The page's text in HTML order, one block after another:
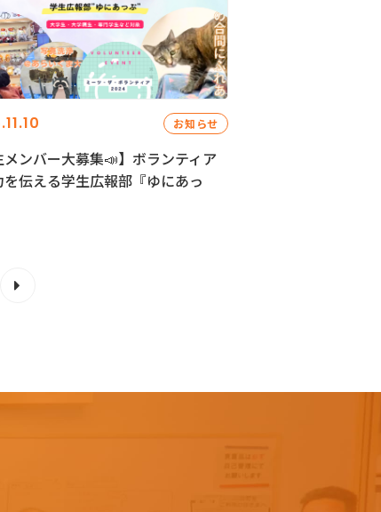
お知らせ
メンバー大募集📣】ボランティア
を伝える学生広報部『ゆにあっ